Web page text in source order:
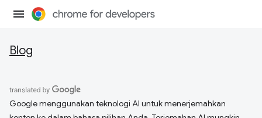
Blog
Google menggunakan teknologi AI untuk menerjemahkan